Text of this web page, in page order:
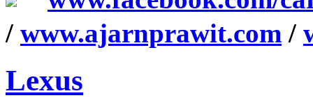
/ www.ajarnprawit.com /
Lexus